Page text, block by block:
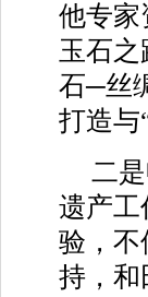
他专家
玉石
石─丝
打造与
二
遗产工
验，不
持，和